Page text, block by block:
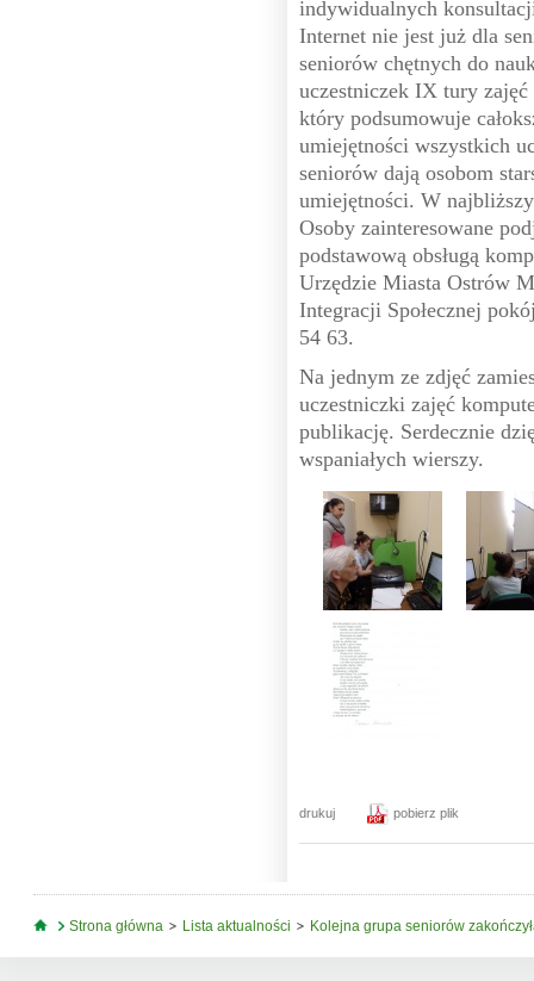
indywidualnych
Internet nie jest już dla
seniorów chętnych do
uczestniczek IX tury zajęć
który podsumowuje
umiejętności wszystkich
seniorów dają osobom
umiejętności. W
Osoby zainteresowane
podstawową obsługą
Urzędzie Miasta Ostrów
Integracji Społecznej
54 63.
Na jednym ze zdjęć
uczestniczki zajęć
publikację. Serdecznie
wspaniałych wierszy.
drukuj pobierz plik
Jesteś tutaj
Strona główna Lista aktualności Kolejna grupa seniorów